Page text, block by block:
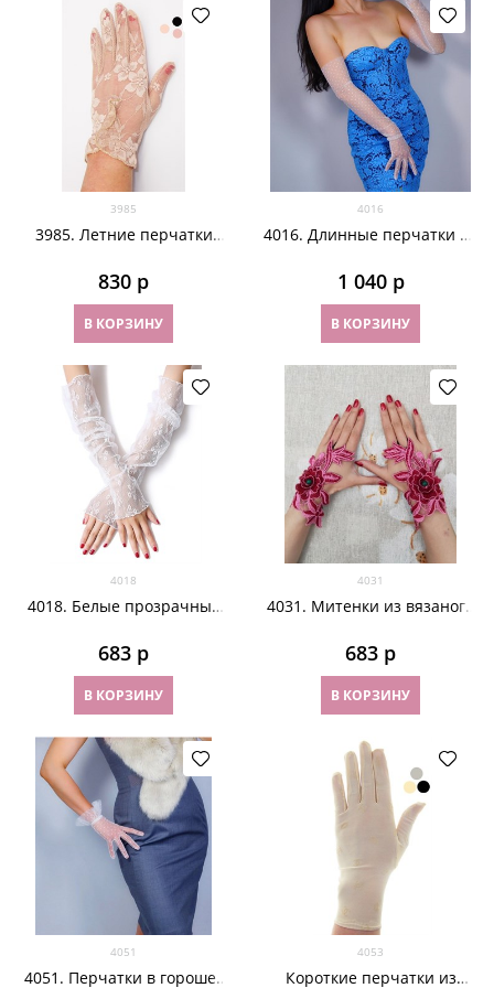
3985
3985. Летние перчатки
830 р
В КОРЗИНУ
4016
4016. Длинные перчатки из
1 040 р
В КОРЗИНУ
4018
4018. Белые прозрачные
683 р
В КОРЗИНУ
4031
4031. Митенки из вязаного
Ярко-розовые
683 р
В КОРЗИНУ
4051
4051. Перчатки в горошек
4053
Короткие перчатки из